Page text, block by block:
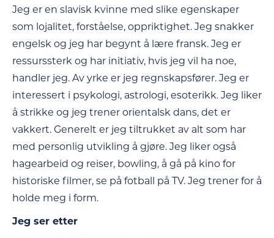
Jeg er en slavisk kvinne med slike egenskaper
som lojalitet, forståelse, oppriktighet. Jeg snakker
engelsk og jeg har begynt å lære fransk. Jeg er
ressurssterk og har initiativ, hvis jeg vil ha noe,
handler jeg. Av yrke er jeg regnskapsfører. Jeg er
interessert i psykologi, astrologi, esoterikk. Jeg liker
å strikke og jeg trener orientalsk dans, det er
vakkert. Generelt er jeg tiltrukket av alt som har
med personlig utvikling å gjøre. Jeg liker også
hagearbeid og reiser, bowling, å gå på kino for
historiske filmer, se på fotball på TV. Jeg trener for å
holde meg i form.
Jeg ser etter